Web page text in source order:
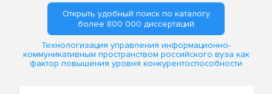
Открыть удобный поиск по каталогу
более 800 000 диссертаций
Технологизация управления информационно-
коммуникативным пространством российского вуза как
фактор повышения уровня конкурентоспособности